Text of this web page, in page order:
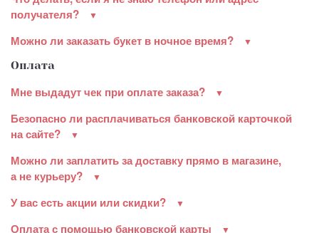
получателя?
Можно ли заказать букет в ночное время?
Оплата
Мне выдадут чек при оплате заказа?
Безопасно ли расплачиваться банковской карточкой
на сайте?
Можно ли заплатить за доставку прямо в магазине,
а не курьеру?
У вас есть акции или скидки?
Оплата с помощью банковской карты